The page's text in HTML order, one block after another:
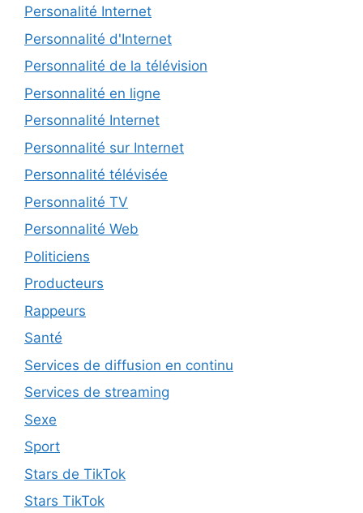
Personalité Internet
Personnalité d'Internet
Personnalité de la télévision
Personnalité en ligne
Personnalité Internet
Personnalité sur Internet
Personnalité télévisée
Personnalité TV
Personnalité Web
Politiciens
Producteurs
Rappeurs
Santé
Services de diffusion en continu
Services de streaming
Sexe
Sport
Stars de TikTok
Stars TikTok